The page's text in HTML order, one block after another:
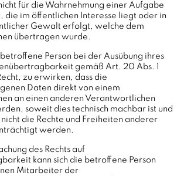
für die Wahrnehmung einer Aufgabe
die im öffentlichen Interesse liegt oder in
Gewalt erfolgt, welche dem
übertragen wurde.
Person bei der Ausübung ihres
gemäß Art. 20 Abs. 1
zu erwirken, dass die
Daten direkt von einem
an einen anderen Verantwortlichen
soweit dies technisch machbar ist und
die Rechte und Freiheiten anderer
werden.
des Rechts auf
kann sich die betroffene Person
Mitarbeiter der